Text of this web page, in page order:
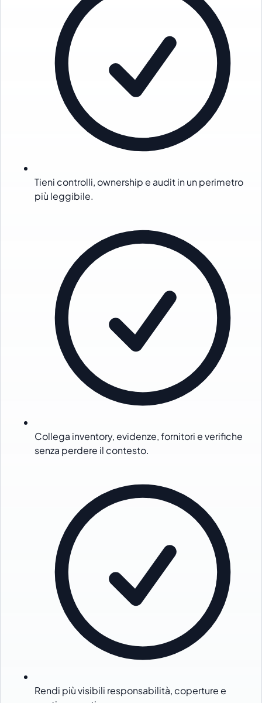
Tieni controlli, ownership e audit in un perimetro
più leggibile.
Collega inventory, evidenze, fornitori e verifiche
senza perdere il contesto.
Rendi più visibili responsabilità, coperture e